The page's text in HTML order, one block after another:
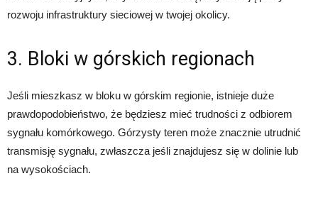
rozwoju infrastruktury sieciowej w twojej okolicy.
3. Bloki w górskich regionach
Jeśli mieszkasz w bloku w górskim regionie, istnieje duże
prawdopodobieństwo, że będziesz mieć trudności z odbiorem
sygnału komórkowego. Górzysty teren może znacznie utrudnić
transmisję sygnału, zwłaszcza jeśli znajdujesz się w dolinie lub
na wysokościach.